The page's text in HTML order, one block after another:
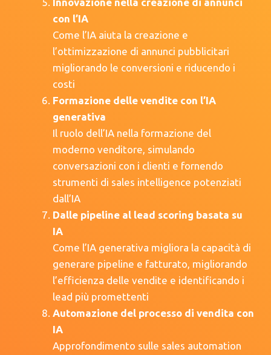
con l’IA
Come l’IA aiuta la creazione e
l’ottimizzazione di annunci pubblicitari
migliorando le conversioni e riducendo i
costi
Formazione delle vendite con l’IA
generativa
Il ruolo dell’IA nella formazione del
moderno venditore, simulando
conversazioni con i clienti e fornendo
strumenti di sales intelligence potenziati
dall’IA
Dalle pipeline al lead scoring basata su
IA
Come l’IA generativa migliora la capacità di
generare pipeline e fatturato, migliorando
l’efficienza delle vendite e identificando i
lead più promettenti
Automazione del processo di vendita con
IA
Approfondimento sulle sales automation